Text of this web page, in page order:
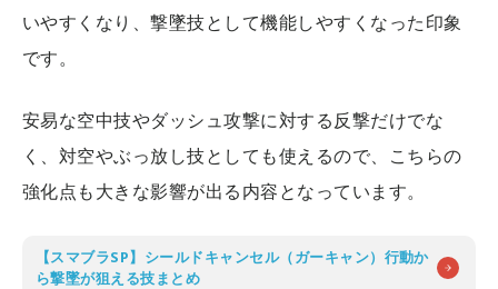
いやすくなり、撃墜技として機能しやすくなった印象
です。
安易な空中技やダッシュ攻撃に対する反撃だけでな
く、対空やぶっ放し技としても使えるので、こちらの
強化点も大きな影響が出る内容となっています。
【スマブラSP】シールドキャンセル（ガーキャン）行動か
ら撃墜が狙える技まとめ